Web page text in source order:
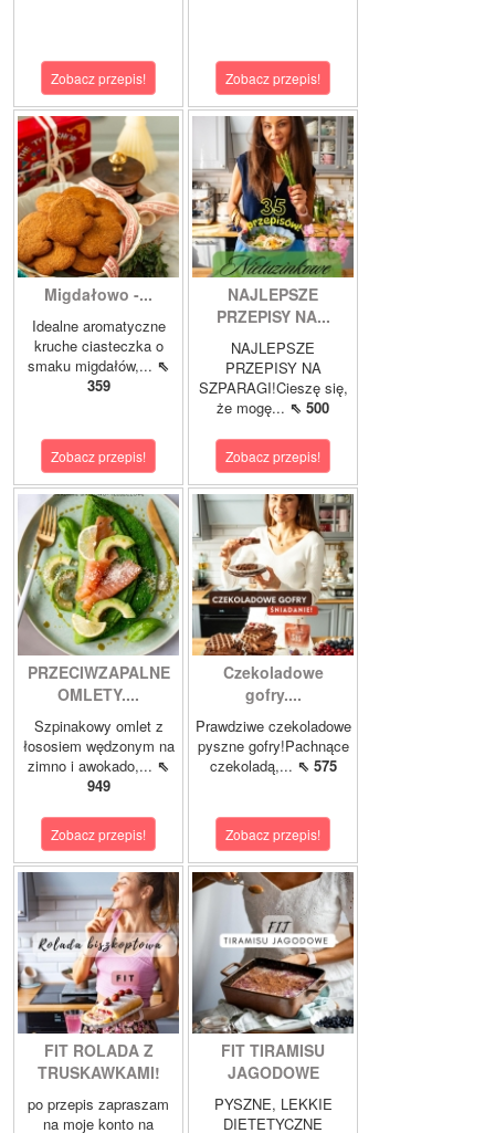
Zobacz przepis! Zobacz przepis!
Migdałowo -...
Idealne aromatyczne
kruche ciasteczka o
smaku migdałów,... ⇖
359
Zobacz przepis!
NAJLEPSZE
PRZEPISY NA...
NAJLEPSZE
PRZEPISY NA
SZPARAGI!Cieszę się,
że mogę... ⇖ 500
Zobacz przepis!
PRZECIWZAPALNE
OMLETY....
Szpinakowy omlet z
łososiem wędzonym na
zimno i awokado,... ⇖
949
Zobacz przepis!
Czekoladowe
gofry....
Prawdziwe czekoladowe
pyszne gofry!Pachnące
czekoladą,... ⇖ 575
Zobacz przepis!
FIT ROLADA Z
TRUSKAWKAMI!
po przepis zapraszam
na moje konto na
FIT TIRAMISU
JAGODOWE
PYSZNE, LEKKIE
DIETETYCZNE